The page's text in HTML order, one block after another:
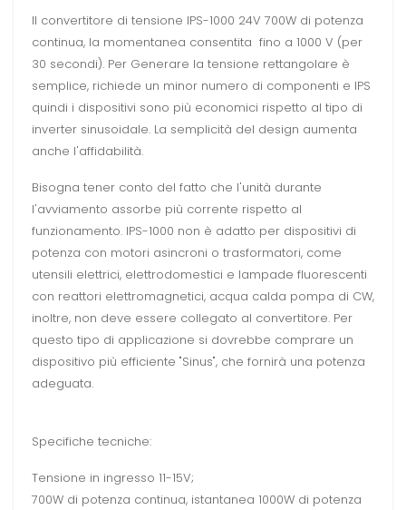
Il convertitore di tensione IPS-1000 24V 700W di potenza
continua, la momentanea consentita fino a 1000 V (per
30 secondi). Per Generare la tensione rettangolare è
semplice, richiede un minor numero di componenti e IPS
quindi i dispositivi sono più economici rispetto al tipo di
inverter sinusoidale. La semplicità del design aumenta
anche l'affidabilità.
Bisogna tener conto del fatto che l'unità durante
l'avviamento assorbe più corrente rispetto al
funzionamento. IPS-1000 non è adatto per dispositivi di
potenza con motori asincroni o trasformatori, come
utensili elettrici, elettrodomestici e lampade fluorescenti
con reattori elettromagnetici, acqua calda pompa di CW,
inoltre, non deve essere collegato al convertitore. Per
questo tipo di applicazione si dovrebbe comprare un
dispositivo più efficiente "Sinus", che fornirà una potenza
adeguata.
Specifiche tecniche:
Tensione in ingresso 11-15V;
700W di potenza continua, istantanea 1000W di potenza